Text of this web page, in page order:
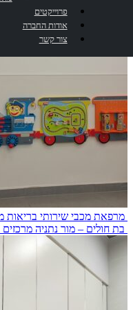
פרוייקטים
אודות החברה
צור קשר
מרפאת מכבי שירותי בריאות
בת חולים – מור נתניה‎ מרכזים